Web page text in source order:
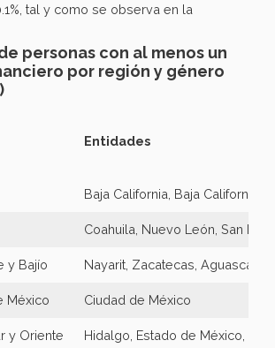
tal y como se observa en la
personas con al menos un
por región y género
Entidades
Baja California, Baja California
Coahuila, Nuevo León, San
y Bajío Nayarit, Zacatecas,
México Ciudad de México
y Oriente Hidalgo, Estado de México,